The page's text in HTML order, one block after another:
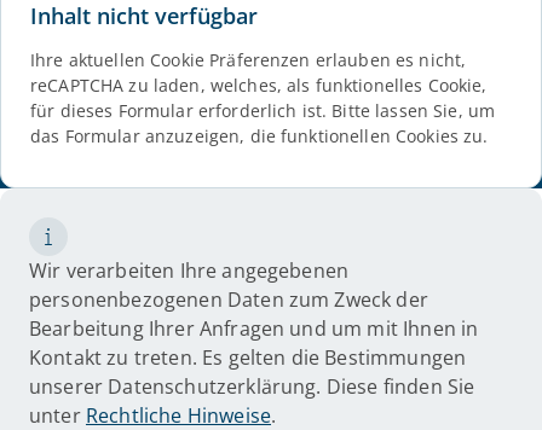
Inhalt nicht verfügbar
Ihre aktuellen Cookie Präferenzen erlauben es nicht,
reCAPTCHA zu laden, welches, als funktionelles Cookie,
für dieses Formular erforderlich ist. Bitte lassen Sie, um
das Formular anzuzeigen, die funktionellen Cookies zu.
Wir verarbeiten Ihre angegebenen
personenbezogenen Daten zum Zweck der
Bearbeitung Ihrer Anfragen und um mit Ihnen in
Kontakt zu treten. Es gelten die Bestimmungen
unserer Datenschutzerklärung. Diese finden Sie
unter Rechtliche Hinweise.